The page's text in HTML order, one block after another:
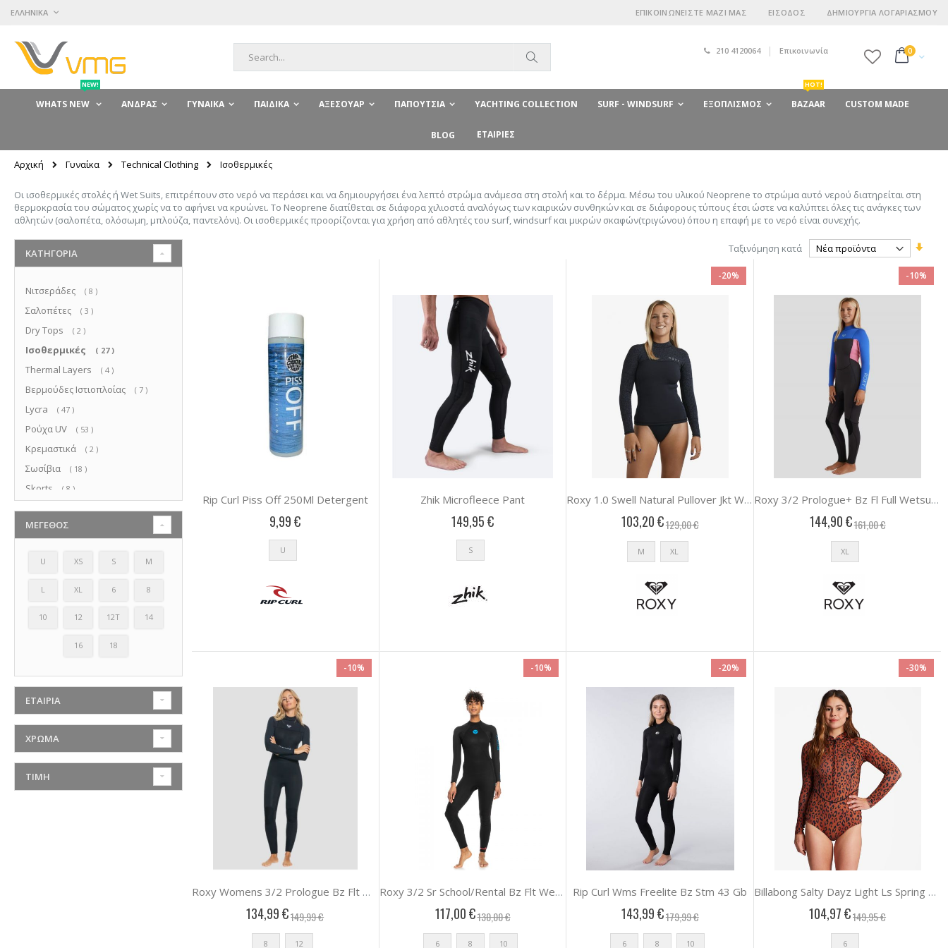
Μετάβαση
περιεχόμενο
ΓΛΏΣΣΑ
ΕΛΛΗΝΙΚΆ ΕΠΙΚΟΙΝΩΝΕΊΣΤΕ ΜΑΖΊ ΜΑΣ ΕΊΣΟΔΟΣ ΔΗΜΙΟΥΡΓΊΑ ΛΟΓΑΡΙΑΣΜΟΎ
Cart
0στοιχεία
210 4120064 Επικοινωνία
WHATS NEW
NEW!
ΆΝΔΡΑΣ ΓΥΝΑΊΚΑ ΠΑΙΔΙΚΆ ΑΞΕΣΟΥΆΡ ΠΑΠΟΎΤΣΙΑ YACHTING COLLECTION SURF - WINDSURF ΕΞΟΠΛΙΣΜΌΣ BAZAAR
HOT!
CUSTOM MADE
BLOG ΕΤΑΙΡΊΕΣ
Αρχική Γυναίκα Technical Clothing Ισοθερμικές
Οι ισοθερμικές στολές ή Wet Suits, επιτρέπουν στο νερό να περάσει και να δημιουργήσει ένα λεπτό στρώμα ανάμεσα στη στολή και το δέρμα. Μέσω του υλικού Neoprene το στρώμα αυτό νερού διατηρείται στη
θερμοκρασία του σώματος χωρίς να το αφήνει να κρυώνει. Το Neoprene διατίθεται σε διάφορα χιλιοστά αναλόγως των καιρικών συνθηκών και σε διάφορους τύπους έτσι ώστε να καλύπτει όλες τις ανάγκες των
αθλητών (σαλοπέτα, ολόσωμη, μπλούζα, παντελόνι). Οι ισοθερμικές προορίζονται για χρήση από αθλητές του surf, windsurf και μικρών σκαφών(τριγώνου) όπου η επαφή με το νερό είναι συνεχής.
Ταξινόμηση κατά
Rip Curl Piss Off 250Ml Detergent
9,99 €
U
Zhik Microfleece Pant
149,95 €
S
Roxy 1.0 Swell Natural Pullover Jkt Wetsuits Γυναι
103,20 €129,00 €
-20%
M XL
Roxy 3/2 Prologue+ Bz Fl Full Wetsuits Γυναικειο
144,90 €161,00 €
-10%
XL
Roxy Womens 3/2 Prologue Bz Flt Wetsuits
134,99 €149,99 €
-10%
8 12
Roxy 3/2 Sr School/Rental Bz Flt Wetsuits Γυναικει
117,00 €130,00 €
-10%
6 8 10
Rip Curl Wms Freelite Bz Stm 43 Gb
143,99 €179,99 €
-20%
6 8 10
Billabong Salty Dayz Light Ls Spring Wetsuits Γυνα
104,97 €149,95 €
-30%
6
ΚΑΤΗΓΟΡΊΑ
Νιτσεράδες 8 στοιχεία
Σαλοπέτες 3 στοιχεία
Dry Tops 2 στοιχεία
Ισοθερμικές 27στοιχεία
Thermal Layers 4 στοιχεία
Βερμούδες Ιστιοπλοίας 7 στοιχεία
Lycra 47 στοιχεία
Ρούχα UV 53 στοιχεία
Κρεμαστικά 2 στοιχεία
Σωσίβια 18 στοιχεία
Skorts 8 στοιχεία
ΜΈΓΕΘΟΣ
U XS S M
L XL 6 8
10 12 12T 14
16 18
ΕΤΑΙΡΙΑ
ΧΡΏΜΑ
ΤΙΜΉ